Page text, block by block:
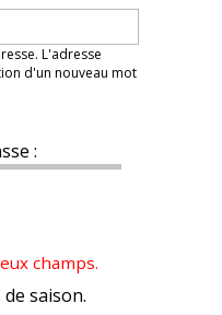
L'adresse
d'un nouveau mot
:
champs.
saison.